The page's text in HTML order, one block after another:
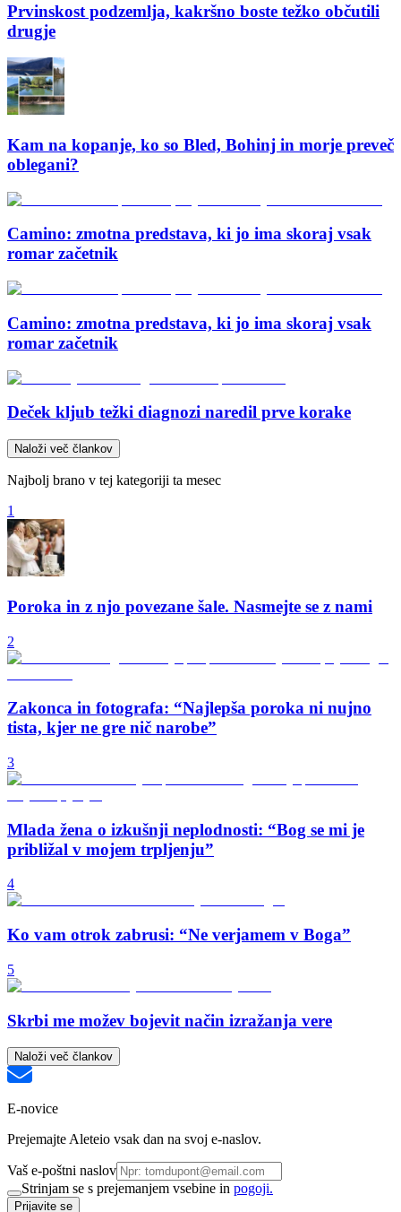
Prvinskost podzemlja, kakršno boste težko občutili
drugje
Kam na kopanje, ko so Bled, Bohinj in morje preveč
oblegani?
Camino: zmotna predstava, ki jo ima skoraj vsak
romar začetnik
Camino: zmotna predstava, ki jo ima skoraj vsak
romar začetnik
Deček kljub težki diagnozi naredil prve korake
Naloži več člankov
Najbolj brano v tej kategoriji ta mesec
1
Poroka in z njo povezane šale. Nasmejte se z nami
2
Zakonca in fotografa: “Najlepša poroka ni nujno
tista, kjer ne gre nič narobe”
3
Mlada žena o izkušnji neplodnosti: “Bog se mi je
približal v mojem trpljenju”
4
Ko vam otrok zabrusi: “Ne verjamem v Boga”
5
Skrbi me možev bojevit način izražanja vere
Naloži več člankov
E-novice
Prejemajte Aleteio vsak dan na svoj e-naslov.
Vaš e-poštni naslov
Strinjam se s prejemanjem vsebine in pogoji.
Prijavite se